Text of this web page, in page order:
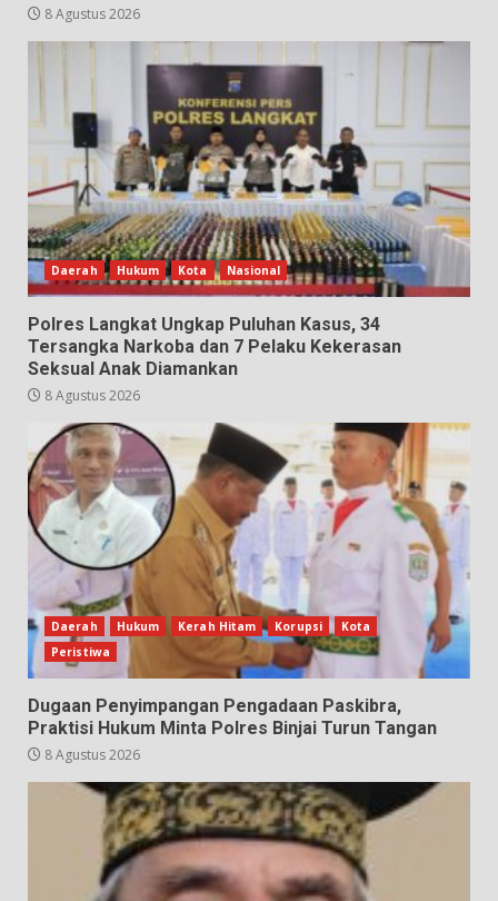
8 Agustus 2026
Daerah Hukum Kota Nasional
Polres Langkat Ungkap Puluhan Kasus, 34
Tersangka Narkoba dan 7 Pelaku Kekerasan
Seksual Anak Diamankan
8 Agustus 2026
Daerah Hukum Kerah Hitam Korupsi
Kota
Peristiwa
Dugaan Penyimpangan Pengadaan Paskibra,
Praktisi Hukum Minta Polres Binjai Turun Tangan
8 Agustus 2026